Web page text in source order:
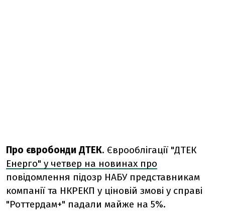
Про євробонди ДТЕК. Єврооблігації "ДТЕК
Енерго" у четвер на новинах про
повідомлення підозр НАБУ представникам
компанії та НКРЕКП у ціновій змові у справі
"Роттердам+" падали майже на 5%.